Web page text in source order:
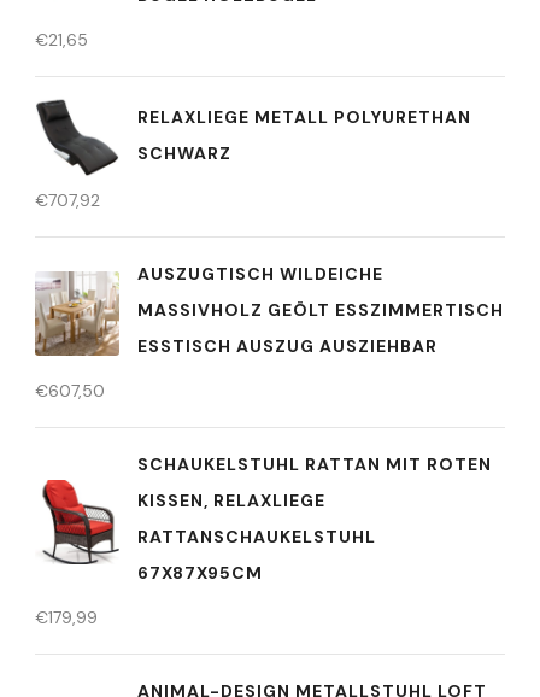
€21,65
RELAXLIEGE METALL POLYURETHAN
SCHWARZ
€707,92
AUSZUGTISCH WILDEICHE
MASSIVHOLZ GEÖLT ESSZIMMERTISCH
ESSTISCH AUSZUG AUSZIEHBAR
€607,50
SCHAUKELSTUHL RATTAN MIT ROTEN
KISSEN, RELAXLIEGE
RATTANSCHAUKELSTUHL
67X87X95CM
€179,99
ANIMAL-DESIGN METALLSTUHL LOFT